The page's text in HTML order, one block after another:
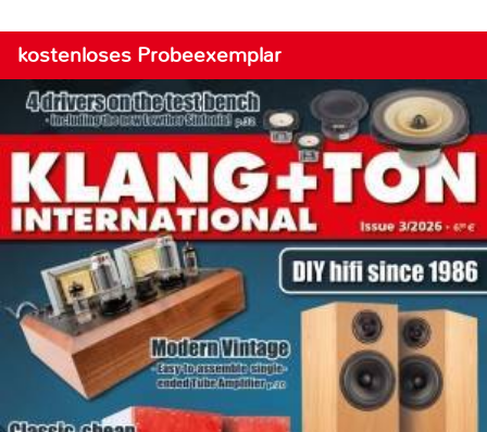
kostenloses Probeexemplar